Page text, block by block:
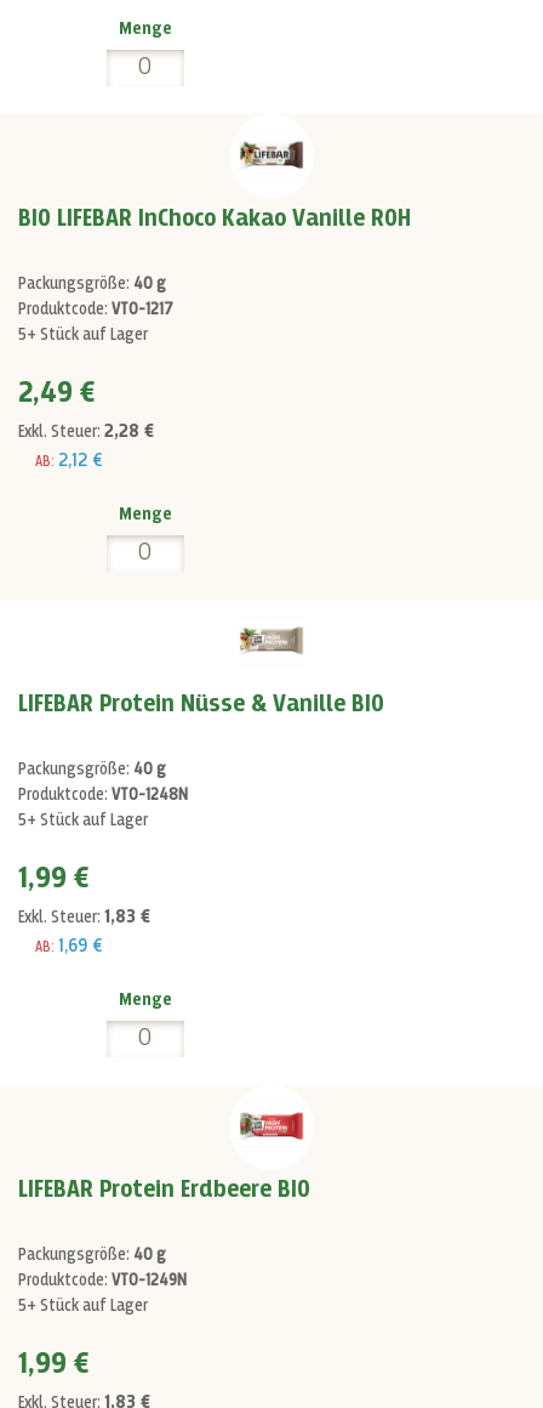
Menge
BIO LIFEBAR InChoco Kakao Vanille ROH
Packungsgröße: 40 g
Produktcode: VT0-1217
5+ Stück auf Lager
2,49 €
Exkl. Steuer: 2,28 €
AB: 2,12 €
Menge
LIFEBAR Protein Nüsse & Vanille BIO
Packungsgröße: 40 g
Produktcode: VT0-1248N
5+ Stück auf Lager
1,99 €
Exkl. Steuer: 1,83 €
AB: 1,69 €
Menge
LIFEBAR Protein Erdbeere BIO
Packungsgröße: 40 g
Produktcode: VT0-1249N
5+ Stück auf Lager
1,99 €
Exkl. Steuer: 1,83 €